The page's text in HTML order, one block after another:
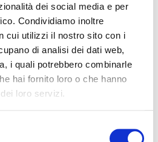
dei social media e per
Condividiamo inoltre
cui utilizzi il nostro sito con i
di analisi dei dati web,
i quali potrebbero combinarle
hai fornito loro o che hanno
loro servizi.
di olio in un tegame e fate
di aglio.
classica Pomì, sale,
cuocere il sugo per 20
di olio in una
le melanzane
e salate.
grattugiato e la